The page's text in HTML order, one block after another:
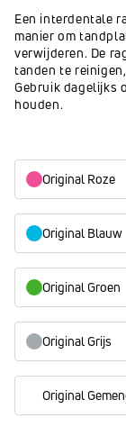
Een interdentale
manier om
verwijderen. De
tanden te
Gebruik dagelijks
houden.
Original Roze
Original Blauw
Original Groen
Original Grijs
Original